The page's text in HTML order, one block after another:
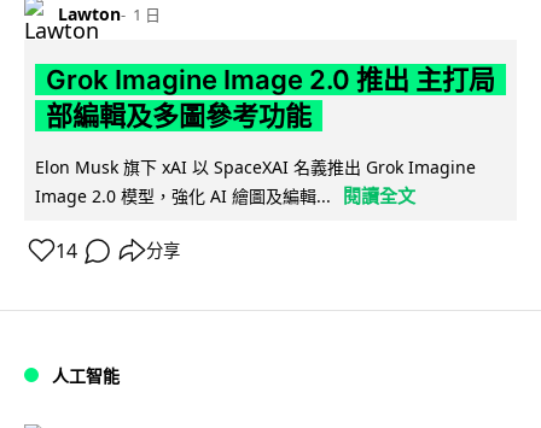
Lawton 1 日
Grok Imagine Image 2.0 推出 主打局
部編輯及多圖參考功能
Elon Musk 旗下 xAI 以 SpaceXAI 名義推出 Grok Imagine
Image 2.0 模型，強化 AI 繪圖及編輯...
閱讀全文
14 分享
人工智能